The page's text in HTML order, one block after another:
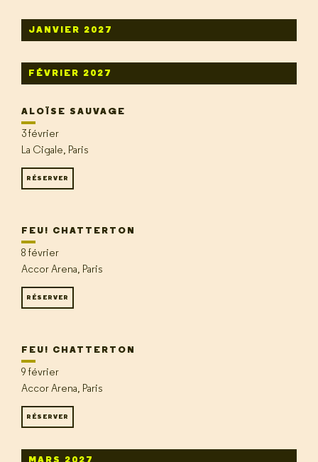
JANVIER 2027
FÉVRIER 2027
ALOÏSE SAUVAGE
3 février
La Cigale, Paris
RÉSERVER
FEU! CHATTERTON
8 février
Accor Arena, Paris
RÉSERVER
FEU! CHATTERTON
9 février
Accor Arena, Paris
RÉSERVER